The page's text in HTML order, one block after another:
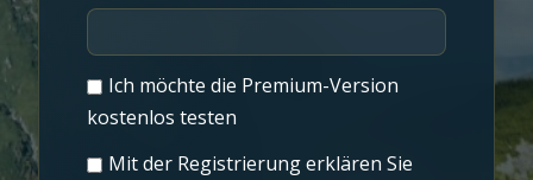
Ich möchte die Premium-Version
kostenlos testen
Mit der Registrierung erklären Sie